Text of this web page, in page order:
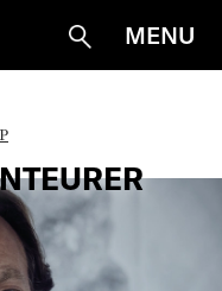
Suche
MENU